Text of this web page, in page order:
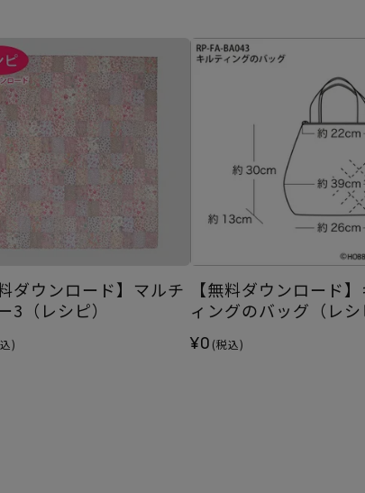
料ダウンロード】マルチ
3（レシピ）
)
【無料ダウンロード
ィングのバッグ（レシ
¥0 (税込)